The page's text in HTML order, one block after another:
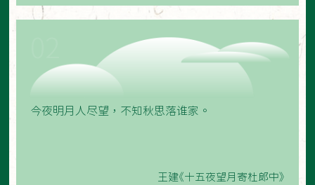
今夜明月人尽望，不知秋思落谁家。
王建《十五夜望月寄杜郎中》